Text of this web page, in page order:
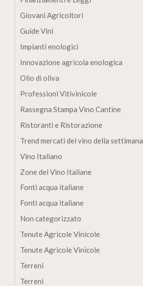
Giovani Agricoltori
Guide Vini
Impianti enologici
Innovazione agricola enologica
Olio di oliva
Professioni Vitivinicole
Rassegna Stampa Vino Cantine
Ristoranti e Ristorazione
Trend mercati del vino della settimana
Vino Italiano
Zone del Vino Italiane
Fonti acqua italiane
Fonti acqua italiane
Non categorizzato
Tenute Agricole Vinicole
Tenute Agricole Vinicole
Terreni
Terreni